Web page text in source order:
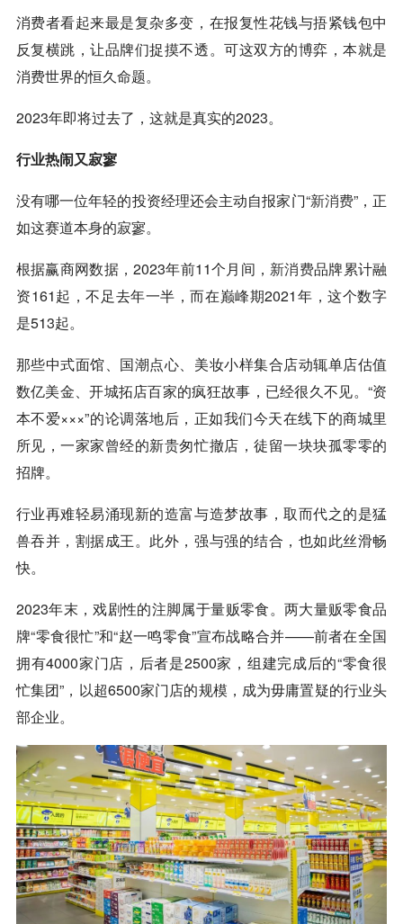
消费者看起来最是复杂多变，在报复性花钱与捂紧钱包中
反复横跳，让品牌们捉摸不透。可这双方的博弈，本就是
消费世界的恒久命题。
2023年即将过去了，这就是真实的2023。
行业热闹又寂寥
没有哪一位年轻的投资经理还会主动自报家门“新消费”，正
如这赛道本身的寂寥。
根据赢商网数据，2023年前11个月间， 新消费品牌累计融
资161起，不足去年一半，而在巅峰期2021年，这个数字
是513起。
那些中式面馆、国潮点心、美妆小样集合店动辄单店估值
数亿美金、开城拓店百家的疯狂故事，已经很久不见。“资
本不爱×××”的论调落地后，正如我们今天在线下的商城里
所见，一家家曾经的新贵匆忙撤店，徒留一块块孤零零的
招牌。
行业再难轻易涌现新的造富与造梦故事，取而代之的是猛
兽吞并，割据成王。此外，强与强的结合，也如此丝滑畅
快。
2023年末，戏剧性的注脚属于量贩零食。两大量贩零食品
牌“零食很忙”和“赵一鸣零食”宣布战略合并——前者在全国
拥有4000家门店，后者是2500家，组建完成后的“零食很
忙集团”，以超6500家门店的规模，成为毋庸置疑的行业头
部企业。